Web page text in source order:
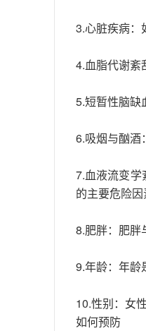
3.心脏疾病：
4.血脂代谢紊
5.短暂性脑缺
6.吸烟与酗酒
7.血液流变学
的主要危险因
8.肥胖：肥胖
9.年龄：年龄
10.性别：女
如何预防